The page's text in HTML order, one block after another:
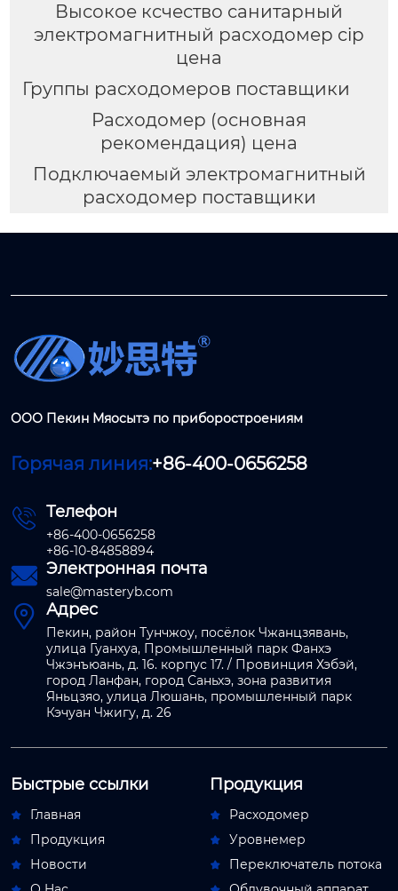
Высокое ксчество санитарный
электромагнитный расходомер cip
цена
Группы расходомеров поставщики
Расходомер (основная
рекомендация) цена
Подключаемый электромагнитный
расходомер поставщики
ООО Пекин Мяосытэ по приборостроениям
Горячая линия:+86-400-0656258
 Телефон
+86-400-0656258
+86-10-84858894
 Электронная почта
sale@masteryb.com
 Адрес
Пекин, район Тунчжоу, посёлок Чжанцзявань,
улица Гуанхуа, Промышленный парк Фанхэ
Чжэнъюань, д. 16. корпус 17. / Провинция Хэбэй,
город Ланфан, город Саньхэ, зона развития
Яньцзяо, улица Люшань, промышленный парк
Кэчуан Чжигу, д. 26
Быстрые ссылки
 Главная
 Продукция
 Новости
Продукция
 Расходомер
 Уровнемер
 Переключатель потока